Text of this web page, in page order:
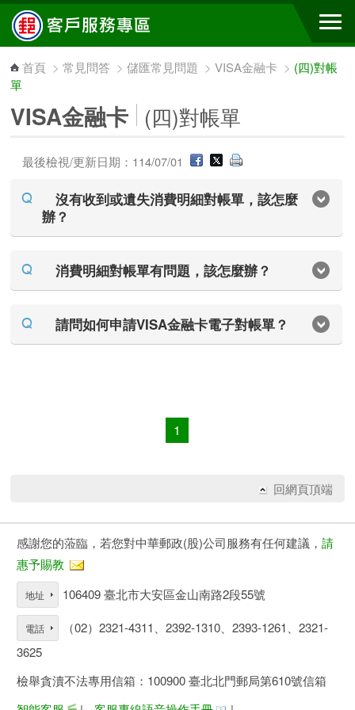
跳到主要內容區塊
首頁 >常見問答 >儲匯常見問題 >VISA金融卡 > (四)對帳
單
VISA金融卡 (四)對帳單
最後檢視/更新日期：114/07/01
沒有收到或遺失消費明細對帳單，該怎麼
辦？
消費明細對帳單有問題，該怎麼辦？
請問如何申請VISA金融卡電子對帳單？
1
回網頁頂端
感謝您的蒞臨，若您對中華郵政(股)公司服務有任何建議， 請
惠予賜教
地址 106409 臺北市大安區金山南路2段55號
電話
（02）2321-4311、2392-1310、2393-1261、2321-
3625
檢舉貪瀆不法專用信箱：100900 臺北北門郵局第610號信箱